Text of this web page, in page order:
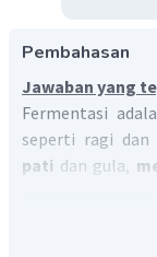
Pembahasan
Jawaban yang
Fermentasi
seperti ragi dan
pati dan gula,
terutama pada